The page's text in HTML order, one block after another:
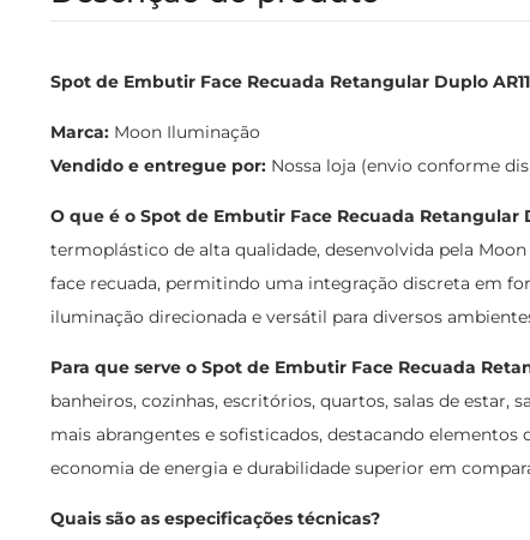
Spot de Embutir Face Recuada Retangular Duplo
Marca: Moon Iluminação
Vendido e entregue por: Nossa loja (envio conforme
O que é o Spot de Embutir Face Recuada Retangular
termoplástico de alta qualidade, desenvolvida pela
face recuada, permitindo uma integração discreta em
iluminação direcionada e versátil para diversos
Para que serve o Spot de Embutir Face Recuada
banheiros, cozinhas, escritórios, quartos, salas de estar,
mais abrangentes e sofisticados, destacando elementos
economia de energia e durabilidade superior em
Quais são as especificações técnicas?